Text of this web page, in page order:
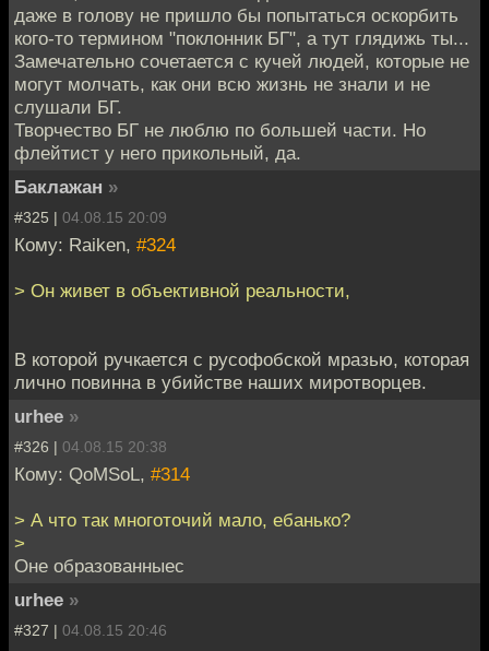
даже в голову не пришло бы попытаться оскорбить
кого-то термином "поклонник БГ", а тут глядижь ты...
Замечательно сочетается с кучей людей, которые не
могут молчать, как они всю жизнь не знали и не
слушали БГ.
Творчество БГ не люблю по большей части. Но
флейтист у него прикольный, да.
Баклажан »
#325 | 04.08.15 20:09
Кому: Raiken, #324
> Он живет в объективной реальности,
В которой ручкается с русофобской мразью, которая
лично повинна в убийстве наших миротворцев.
urhee »
#326 | 04.08.15 20:38
Кому: QoMSoL, #314
> А что так многоточий мало, ебанько?
>
Оне образованныес
urhee »
#327 | 04.08.15 20:46